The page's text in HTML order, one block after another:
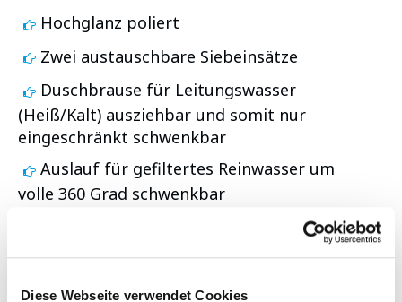
Diese Webseite verwendet Cookies
Hochglanz poliert
Zwei austauschbare Siebeinsätze
Duschbrause für Leitungswasser
(Heiß/Kalt) ausziehbar und somit nur
eingeschränkt schwenkbar
Auslauf für gefiltertes Reinwasser um
volle 360 Grad schwenkbar
einfachste Selbstmontage
verstellbare Pendelbrause